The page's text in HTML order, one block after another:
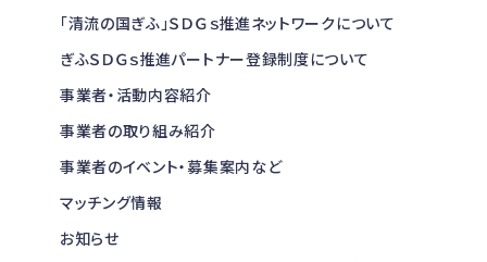
「清流の国ぎふ」ＳＤＧｓ推進ネットワークについて
ぎふＳＤＧｓ推進パートナー登録制度について
事業者・活動内容紹介
事業者の取り組み紹介
事業者のイベント・募集案内など
マッチング情報
お知らせ